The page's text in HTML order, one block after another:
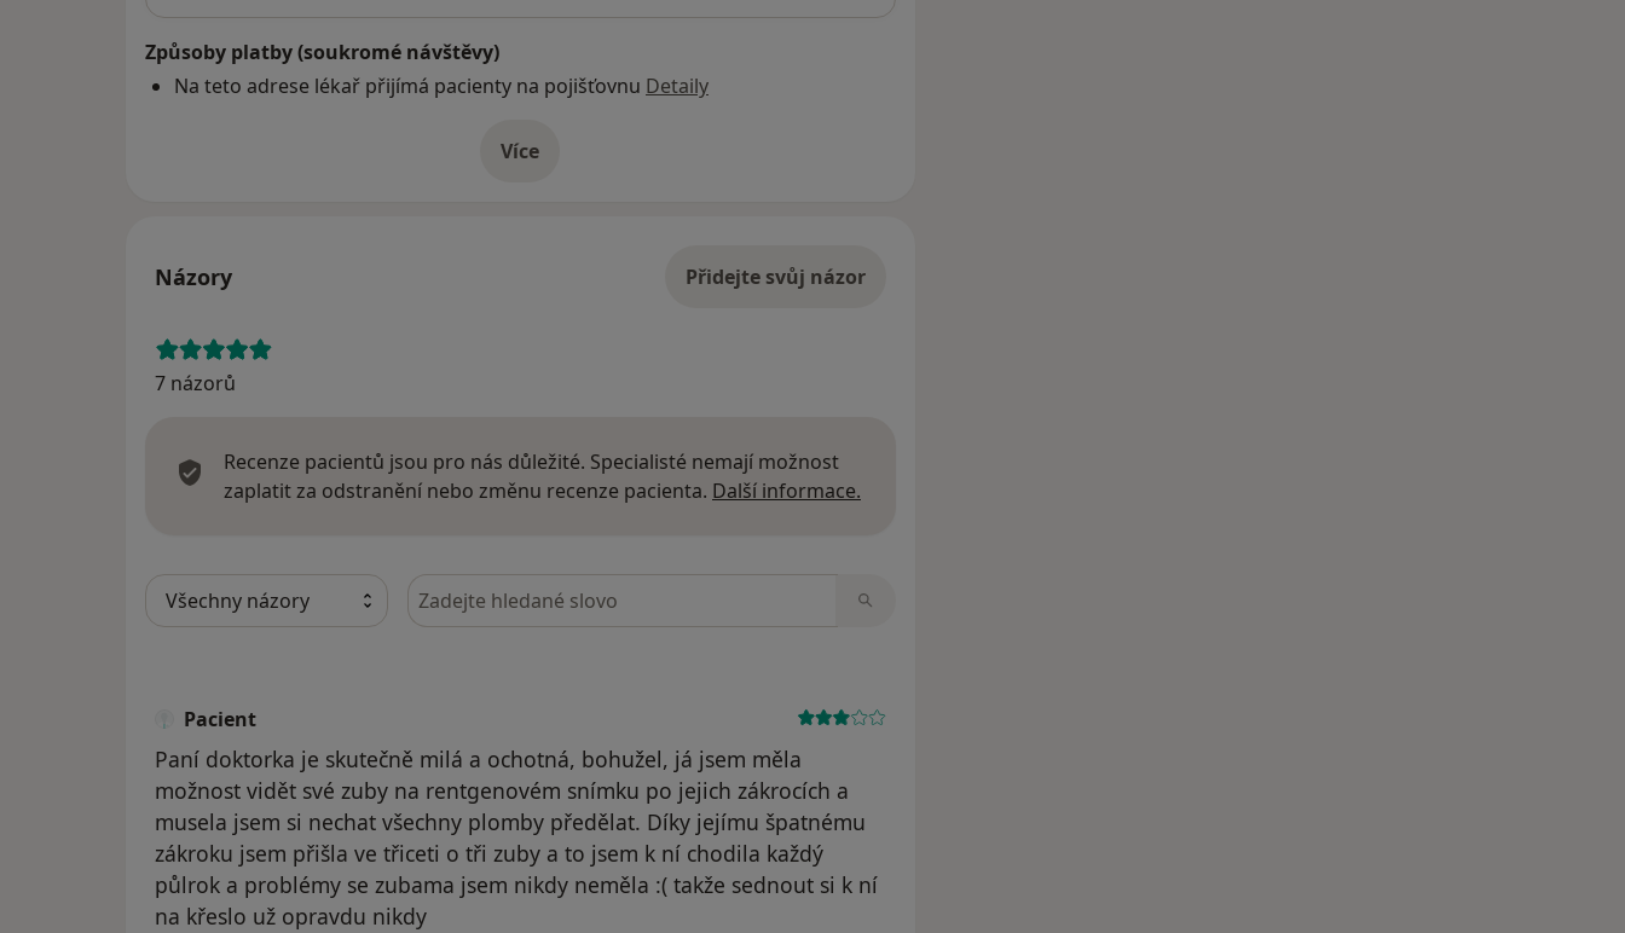
Způsoby platby (soukromé návštěvy)
Na teto adrese lékař přijímá pacienty na pojišťovnu Detaily
Víceo adrese
Názory Přidejte svůj názor
7 názorů
Recenze pacientů jsou pro nás důležité. Specialisté nemají možnost
zaplatit za odstranění nebo změnu recenze pacienta. Další informace.
Hledejte v názorech
Pacient
Paní doktorka je skutečně milá a ochotná, bohužel, já jsem měla
možnost vidět své zuby na rentgenovém snímku po jejich zákrocích a
musela jsem si nechat všechny plomby předělat. Díky jejímu špatnému
zákroku jsem přišla ve třiceti o tři zuby a to jsem k ní chodila každý
půlrok a problémy se zubama jsem nikdy neměla :( takže sednout si k ní
na křeslo už opravdu nikdy